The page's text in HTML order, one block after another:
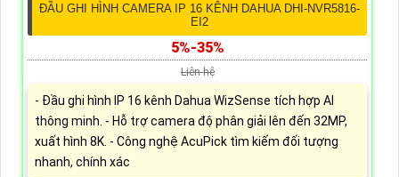
ĐẦU GHI HÌNH CAMERA IP 16 KÊNH DAHUA DHI-NVR5816-
EI2
5%-35%
Liên hệ
- Đầu ghi hình IP 16 kênh Dahua WizSense tích hợp AI
thông minh. - Hỗ trợ camera độ phân giải lên đến 32MP,
xuất hình 8K. - Công nghệ AcuPick tìm kiếm đối tượng
nhanh, chính xác